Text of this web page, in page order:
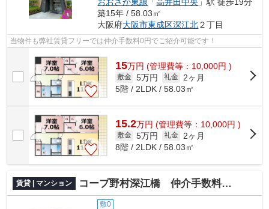
築15年 / 58.03㎡
大阪府大阪市東成区深江北２丁目
当物件も弊社賃貸フリーでは仲介手数料0円でご紹介可能です！
15万円 (管理費等：10,000円 )
敷金 5万円 礼金
2ヶ月
5階 / 2LDK / 58.03㎡
15.2万円 (管理費等：10,000円 )
敷金 5万円 礼金
2ヶ月
8階 / 2LDK / 58.03㎡
賃貸 | マンション コープ野村深江橋 仲介手数料無料
敷0